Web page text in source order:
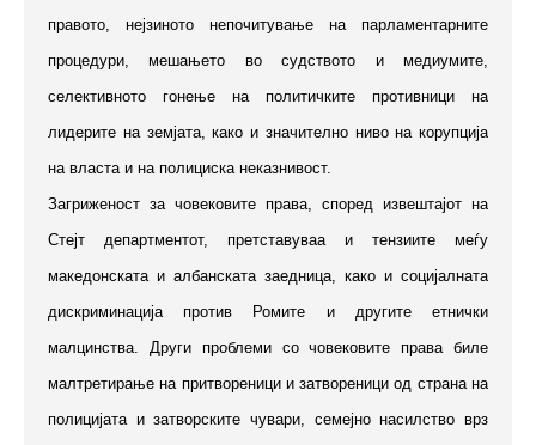
правото, нејзиното непочитување на парламентарните
процедури, мешањето во судството и медиумите,
селективното гонење на политичките противници на
лидерите на земјата, како и значително ниво на корупција
на власта и на полициска неказнивост.
Загриженост за човековите права, според извештајот на
Стејт департментот, претставуваа и тензиите меѓу
македонската и албанската заедница, како и социјалната
дискриминација против Ромите и другите етнички
малцинства. Други проблеми со човековите права биле
малтретирање на притвореници и затвореници од страна на
полицијата и затворските чувари, семејно насилство врз